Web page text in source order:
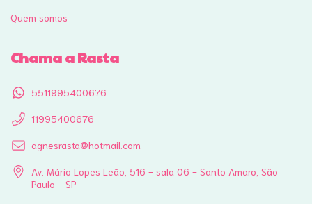
Quem somos
Chama a Rasta
5511995400676
11995400676
agnesrasta@hotmail.com
Av. Mário Lopes Leão, 516 - sala 06 - Santo Amaro, São
Paulo - SP